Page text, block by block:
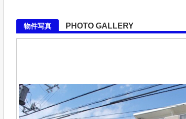
物件写真 PHOTO GALLERY